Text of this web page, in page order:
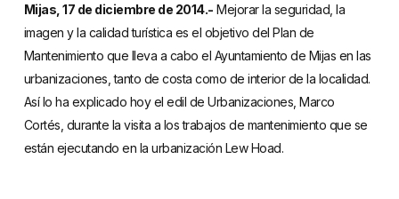
Mijas, 17 de diciembre de 2014.- Mejorar la seguridad, la
imagen y la calidad turística es el objetivo del Plan de
Mantenimiento que lleva a cabo el Ayuntamiento de Mijas en las
urbanizaciones, tanto de costa como de interior de la localidad.
Así lo ha explicado hoy el edil de Urbanizaciones, Marco
Cortés, durante la visita a los trabajos de mantenimiento que se
están ejecutando en la urbanización Lew Hoad.